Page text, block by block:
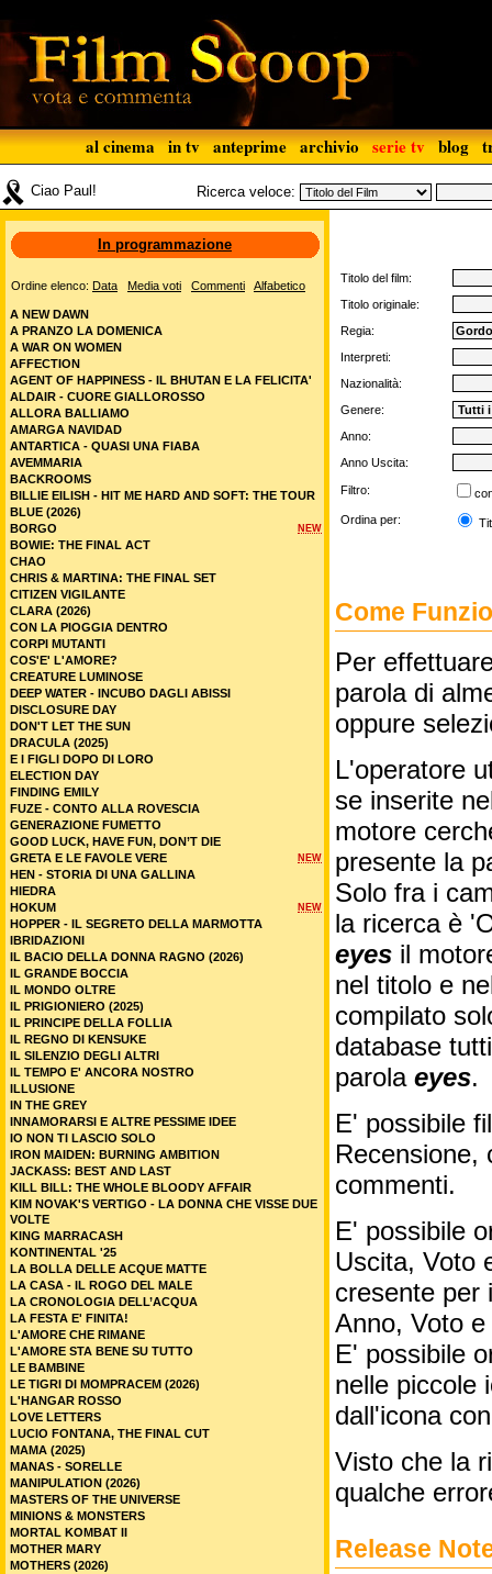
al cinema in tv anteprime archivio serie tv blog
Ciao Paul! Ricerca veloce:
Titolo del film:
Titolo originale:
Regia:
Interpreti:
Nazionalità:
Genere:
Anno:
Anno Uscita:
Filtro:
Ordina per:
Come
Per
parola di
oppure
L'operatore
se inserite
motore
presente la
Solo fra i
la ricerca è
eyes il
nel titolo e
compilato
database
parola eyes.
E' possibile
Recensione,
commenti.
E' possibile
Uscita, Voto
cresente per
Anno, Voto
E' possibile
nelle piccole
dall'icona
Visto che la
qualche
Release
In programmazione
Ordine elenco: Data Media voti Commenti Alfabetico
A NEW DAWN
A PRANZO LA DOMENICA
A WAR ON WOMEN
AFFECTION
AGENT OF HAPPINESS - IL BHUTAN E LA FELICITA'
ALDAIR - CUORE GIALLOROSSO
ALLORA BALLIAMO
AMARGA NAVIDAD
ANTARTICA - QUASI UNA FIABA
AVEMMARIA
BACKROOMS
BILLIE EILISH - HIT ME HARD AND SOFT: THE TOUR
BLUE (2026)
NEW
BORGO
BOWIE: THE FINAL ACT
CHAO
CHRIS & MARTINA: THE FINAL SET
CITIZEN VIGILANTE
CLARA (2026)
CON LA PIOGGIA DENTRO
CORPI MUTANTI
COS'E' L'AMORE?
CREATURE LUMINOSE
DEEP WATER - INCUBO DAGLI ABISSI
DISCLOSURE DAY
DON'T LET THE SUN
DRACULA (2025)
E I FIGLI DOPO DI LORO
ELECTION DAY
FINDING EMILY
FUZE - CONTO ALLA ROVESCIA
GENERAZIONE FUMETTO
GOOD LUCK, HAVE FUN, DON’T DIE
NEW
GRETA E LE FAVOLE VERE
HEN - STORIA DI UNA GALLINA
HIEDRA
NEW
HOKUM
HOPPER - IL SEGRETO DELLA MARMOTTA
IBRIDAZIONI
IL BACIO DELLA DONNA RAGNO (2026)
IL GRANDE BOCCIA
IL MONDO OLTRE
IL PRIGIONIERO (2025)
IL PRINCIPE DELLA FOLLIA
IL REGNO DI KENSUKE
IL SILENZIO DEGLI ALTRI
IL TEMPO E' ANCORA NOSTRO
ILLUSIONE
IN THE GREY
INNAMORARSI E ALTRE PESSIME IDEE
IO NON TI LASCIO SOLO
IRON MAIDEN: BURNING AMBITION
JACKASS: BEST AND LAST
KILL BILL: THE WHOLE BLOODY AFFAIR
KIM NOVAK'S VERTIGO - LA DONNA CHE VISSE DUE
VOLTE
KING MARRACASH
KONTINENTAL '25
LA BOLLA DELLE ACQUE MATTE
LA CASA - IL ROGO DEL MALE
LA CRONOLOGIA DELL’ACQUA
LA FESTA E' FINITA!
L'AMORE CHE RIMANE
L'AMORE STA BENE SU TUTTO
LE BAMBINE
LE TIGRI DI MOMPRACEM (2026)
L'HANGAR ROSSO
LOVE LETTERS
LUCIO FONTANA, THE FINAL CUT
MAMA (2025)
MANAS - SORELLE
MANIPULATION (2026)
MASTERS OF THE UNIVERSE
MINIONS & MONSTERS
MORTAL KOMBAT II
MOTHER MARY
MOTHERS (2026)